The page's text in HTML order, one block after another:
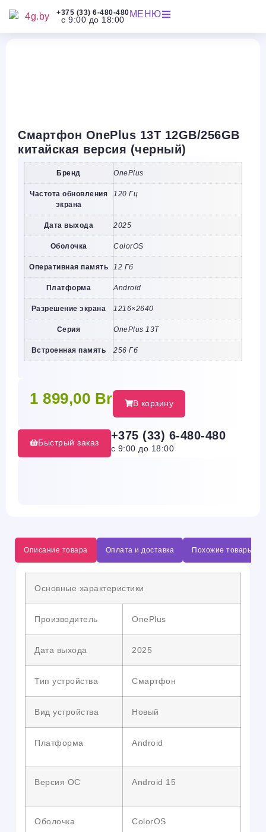
+375 (33) 6-480-480
с 9:00 до 18:00
МЕНЮ
Смартфон OnePlus 13T 12GB/256GB
китайская версия (черный)
Бренд OnePlus
Частота обновления
экрана
120 Гц
Дата выхода 2025
Оболочка ColorOS
Оперативная память 12 Гб
Платформа Android
Разрешение экрана 1216×2640
Серия OnePlus 13T
Встроенная память 256 Гб
1 899,00 Br В корзину
Быстрый заказ
+375 (33) 6-480-480
с 9:00 до 18:00
Описание товара Оплата и доставка Похожие товары
Основные характеристики
Производитель OnePlus
Дата выхода 2025
Тип устройства Смартфон
Вид устройства Новый
Платформа Android
Версия ОС Android 15
Оболочка ColorOS